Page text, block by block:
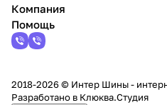
Компания
Помощь
2018-2026 © Интер Шины -
Разработано в Клюква.Студия